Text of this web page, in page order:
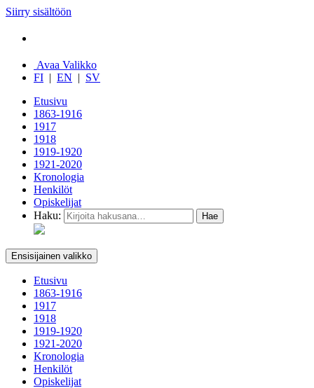
Siirry sisältöön
Avaa Valikko
FI | EN | SV
Etusivu
1863-1916
1917
1918
1919-1920
1921-2020
Kronologia
Henkilöt
Opiskelijat
Haku:
Ensisijainen valikko
Etusivu
1863-1916
1917
1918
1919-1920
1921-2020
Kronologia
Henkilöt
Opiskelijat